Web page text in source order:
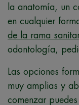
la anatomía, un
en cualquier
de la rama
odontología,
Las opciones
muy amplias y
comenzar